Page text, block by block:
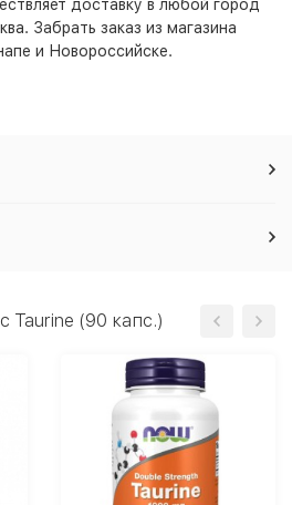
доставку в любой город
. Забрать заказ из магазина
и Новороссийске.
Taurine (90 капс.)